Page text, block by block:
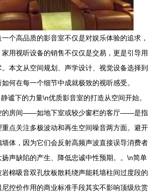
个高品质的影音室不仅是对娱乐体验的追求，
用视听设备的销售不仅仅是交易，更是引导用
本文从空间规划、声学设计、视觉设备选择到
何在每一个细节中成就极致的视听感受。
谧下的力量\n优质影音室的打造从空间开始。
的房间——如地下室或较少窗栏的客厅——是指
点关注多极波动和再生空间噪音两方面。避开
体，因为它们会反射高频声波直接误导消费者
声缺陷的产生、降低忠诚中性预期。。\n简单
棉吸音双孔纹板散耗绕声能耗墙柱间过度段的
控价作用的商业标准手段其实不影响顶级欣赏